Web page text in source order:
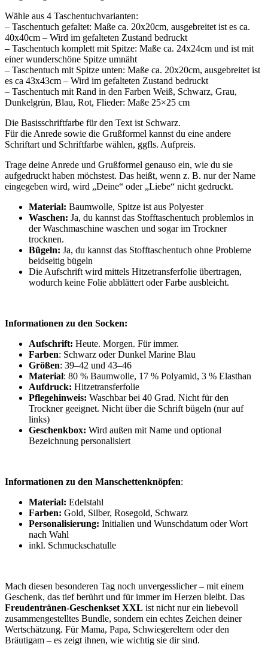
Wähle aus 4 Taschentuchvarianten:
– Taschentuch gefaltet: Maße ca. 20x20cm, ausgebreitet ist es ca.
40x40cm – Wird im gefalteten Zustand bedruckt
– Taschentuch komplett mit Spitze: Maße ca. 24x24cm und ist mit
einer wunderschöne Spitze umnäht
– Taschentuch mit Spitze unten: Maße ca. 20x20cm, ausgebreitet ist
es ca 43x43cm – Wird im gefalteten Zustand bedruckt
– Taschentuch mit Rand in den Farben Weiß, Schwarz, Grau,
Dunkelgrün, Blau, Rot, Flieder: Maße 25×25 cm
Die Basisschriftfarbe für den Text ist Schwarz.
Für die Anrede sowie die Grußformel kannst du eine andere
Schriftart und Schriftfarbe wählen, ggfls. Aufpreis.
Trage deine Anrede und Grußformel genauso ein, wie du sie
aufgedruckt haben möchstest. Das heißt, wenn z. B. nur der Name
eingegeben wird, wird „Deine“ oder „Liebe“ nicht gedruckt.
Material: Baumwolle, Spitze ist aus Polyester
Waschen: Ja, du kannst das Stofftaschentuch problemlos in
der Waschmaschine waschen und sogar im Trockner
trocknen.
Bügeln: Ja, du kannst das Stofftaschentuch ohne Probleme
beidseitig bügeln
Die Aufschrift wird mittels Hitzetransferfolie übertragen,
wodurch keine Folie abblättert oder Farbe ausbleicht.
Informationen zu den Socken:
Aufschrift: Heute. Morgen. Für immer.
Farben: Schwarz oder Dunkel Marine Blau
Größen: 39–42 und 43–46
Material: 80 % Baumwolle, 17 % Polyamid, 3 % Elasthan
Aufdruck: Hitzetransferfolie
Pflegehinweis: Waschbar bei 40 Grad. Nicht für den
Trockner geeignet. Nicht über die Schrift bügeln (nur auf
links)
Geschenkbox: Wird außen mit Name und optional
Bezeichnung personalisiert
Informationen zu den Manschettenknöpfen:
Material: Edelstahl
Farben: Gold, Silber, Rosegold, Schwarz
Personalisierung: Initialien und Wunschdatum oder Wort
nach Wahl
inkl. Schmuckschatulle
Mach diesen besonderen Tag noch unvergesslicher – mit einem
Geschenk, das tief berührt und für immer im Herzen bleibt. Das
Freudentränen-Geschenkset XXL ist nicht nur ein liebevoll
zusammengestelltes Bundle, sondern ein echtes Zeichen deiner
Wertschätzung. Für Mama, Papa, Schwiegereltern oder den
Bräutigam – es zeigt ihnen, wie wichtig sie dir sind.